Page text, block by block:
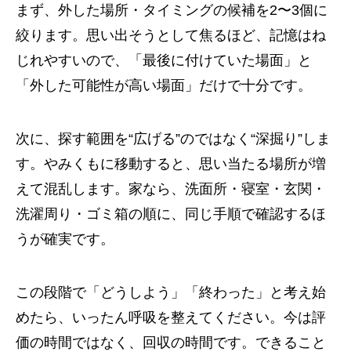
まず、外した場所・タイミングの候補を2〜3個に
絞ります。思い出そうとして焦るほど、記憶はね
じれやすいので、「最後に付けていた場面」と
「外した可能性が高い場面」だけで十分です。
次に、探す範囲を“広げる”のではなく“深掘り”しま
す。やみくもに移動すると、思い当たる場所が増
えて混乱します。家なら、洗面所・寝室・玄関・
洗濯周り・ゴミ箱の順に、同じ手順で確認するほ
うが確実です。
この段階で「どうしよう」「終わった」と考え始
めたら、いったん呼吸を整えてください。今は評
価の時間ではなく、回収の時間です。できること